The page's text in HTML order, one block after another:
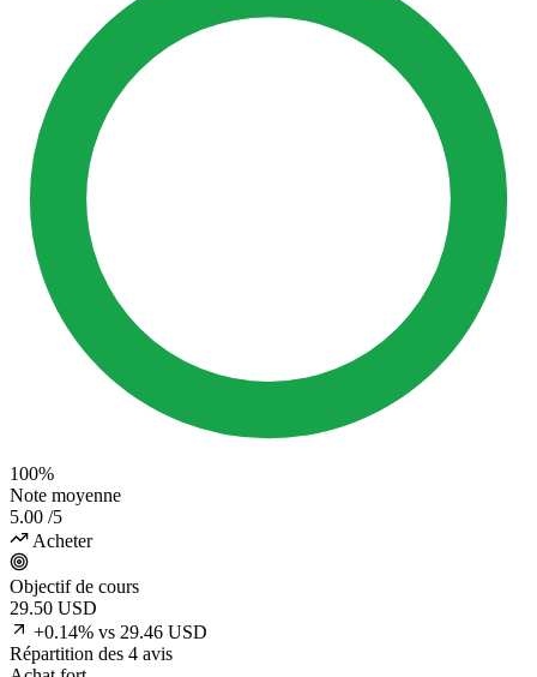
100%
Note moyenne
5.00 /5
Acheter
Objectif de cours
29.50 USD
+0.14% vs 29.46 USD
Répartition des 4 avis